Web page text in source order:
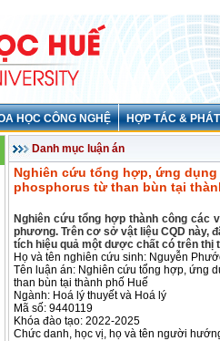
HỌC CÔNG NGHỆ HỢP TÁC &
Danh mục luận án
Nghiên cứu tổng hợp, ứng
phosphorus từ than bùn tại
Nghiên cứu tổng hợp thành công các
phương. Trên cơ sở vật liệu CQD này,
tích hiệu quả một dược chất có trên thị
Họ và tên nghiên cứu sinh: Nguyễn
Tên luận án: Nghiên cứu tổng hợp, ứng
than bùn tại thành phố Huế
Ngành: Hoá lý thuyết và Hoá lý
Mã số: 9440119
Khóa đào tạo: 2022-2025
Chức danh, học vị, họ và tên người